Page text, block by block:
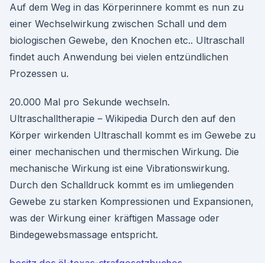
Auf dem Weg in das Körperinnere kommt es nun zu
einer Wechselwirkung zwischen Schall und dem
biologischen Gewebe, den Knochen etc.. Ultraschall
findet auch Anwendung bei vielen entzündlichen
Prozessen u.
20.000 Mal pro Sekunde wechseln.
Ultraschalltherapie – Wikipedia Durch den auf den
Körper wirkenden Ultraschall kommt es im Gewebe zu
einer mechanischen und thermischen Wirkung. Die
mechanische Wirkung ist eine Vibrationswirkung.
Durch den Schalldruck kommt es im umliegenden
Gewebe zu starken Kompressionen und Expansionen,
was der Wirkung einer kräftigen Massage oder
Bindegewebsmassage entspricht.